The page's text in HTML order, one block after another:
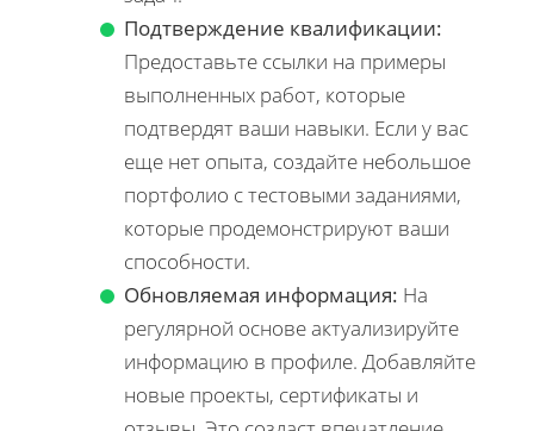
Подтверждение квалификации:
Предоставьте ссылки на примеры
выполненных работ, которые
подтвердят ваши навыки. Если у вас
еще нет опыта, создайте небольшое
портфолио с тестовыми заданиями,
которые продемонстрируют ваши
способности.
Обновляемая информация: На
регулярной основе актуализируйте
информацию в профиле. Добавляйте
новые проекты, сертификаты и